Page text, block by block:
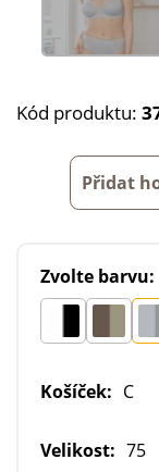
Kód produktu:
Přidat
Zvolte barvu:
Košíček: C
Velikost: 75